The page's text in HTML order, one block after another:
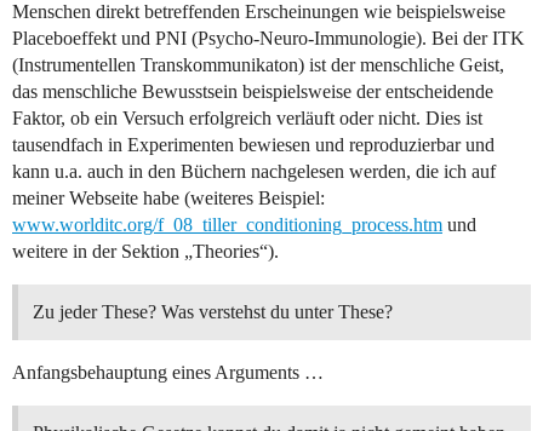
Menschen direkt betreffenden Erscheinungen wie beispielsweise
Placeboeffekt und PNI (Psycho-Neuro-Immunologie). Bei der ITK
(Instrumentellen Transkommunikaton) ist der menschliche Geist,
das menschliche Bewusstsein beispielsweise der entscheidende
Faktor, ob ein Versuch erfolgreich verläuft oder nicht. Dies ist
tausendfach in Experimenten bewiesen und reproduzierbar und
kann u.a. auch in den Büchern nachgelesen werden, die ich auf
meiner Webseite habe (weiteres Beispiel:
www.worlditc.org/f_08_tiller_conditioning_process.htm und
weitere in der Sektion „Theories“).
Zu jeder These? Was verstehst du unter These?
Anfangsbehauptung eines Arguments …